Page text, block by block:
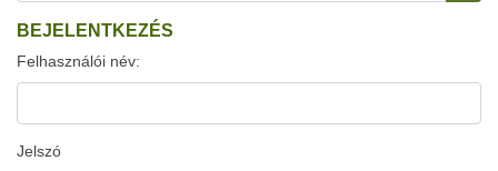
BEJELENTKEZÉS
Felhasználói név:
Jelszó